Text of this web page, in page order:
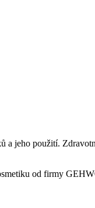
a jeho použití.
od firmy